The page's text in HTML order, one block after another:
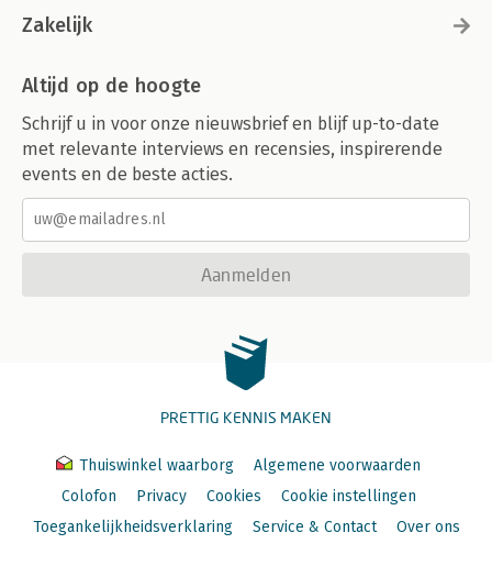
Zakelijk
Altijd op de hoogte
Schrijf u in voor onze nieuwsbrief en blijf up-to-date
met relevante interviews en recensies, inspirerende
events en de beste acties.
Aanmelden
PRETTIG KENNIS MAKEN
Thuiswinkel waarborg
Algemene voorwaarden
Colofon
Privacy Cookies
Cookie instellingen
Toegankelijkheidsverklaring
Service & Contact Over ons